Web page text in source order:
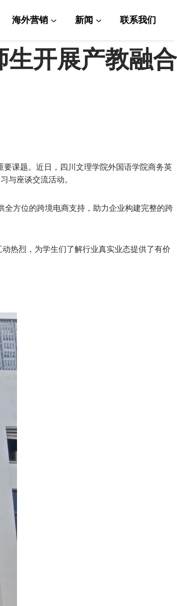
海外营销 新闻 联系我们
开展产教融合
课题。近日，四川文理学院外国语学院商务英
与座谈交流活动。
方位的跨境电商支持，助力企业构建完整的跨
热烈，为学生们了解行业真实业态提供了有价